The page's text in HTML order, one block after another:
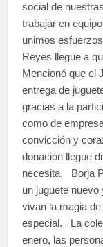
social de
trabajar en
unimos
Reyes llegue a
Mencionó que el
entrega de
gracias a la
como de
convicción y
donación llegue
necesita. Borja
un juguete
vivan la magia
especial. La
enero, las